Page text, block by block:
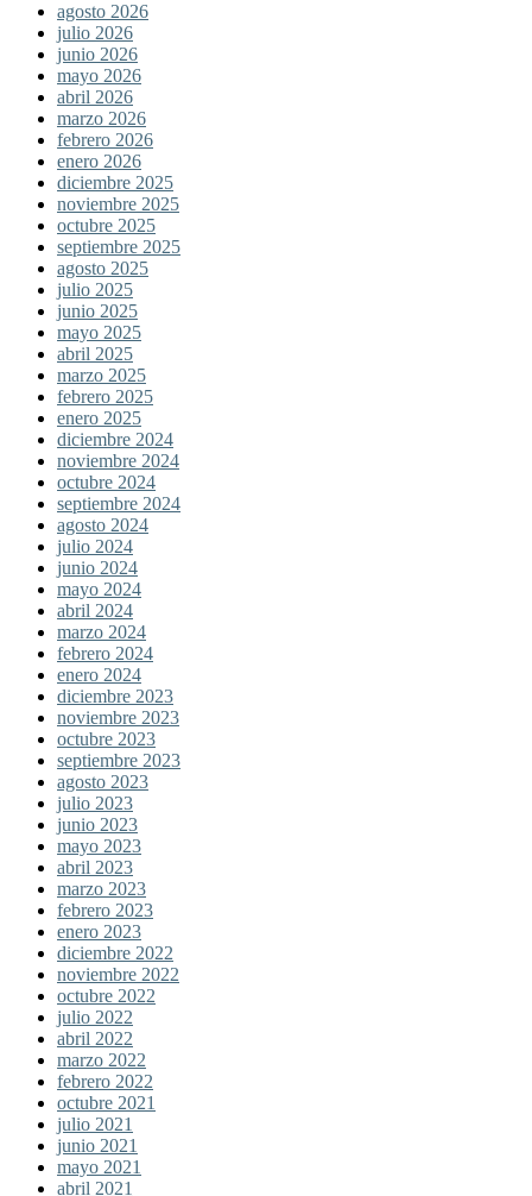
agosto 2026
julio 2026
junio 2026
mayo 2026
abril 2026
marzo 2026
febrero 2026
enero 2026
diciembre 2025
noviembre 2025
octubre 2025
septiembre 2025
agosto 2025
julio 2025
junio 2025
mayo 2025
abril 2025
marzo 2025
febrero 2025
enero 2025
diciembre 2024
noviembre 2024
octubre 2024
septiembre 2024
agosto 2024
julio 2024
junio 2024
mayo 2024
abril 2024
marzo 2024
febrero 2024
enero 2024
diciembre 2023
noviembre 2023
octubre 2023
septiembre 2023
agosto 2023
julio 2023
junio 2023
mayo 2023
abril 2023
marzo 2023
febrero 2023
enero 2023
diciembre 2022
noviembre 2022
octubre 2022
julio 2022
abril 2022
marzo 2022
febrero 2022
octubre 2021
julio 2021
junio 2021
mayo 2021
abril 2021